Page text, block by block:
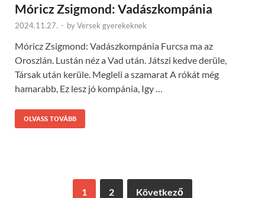
Móricz Zsigmond: Vadászkompánia
2024.11.27. - byVersek gyerekeknek
Móricz Zsigmond: Vadászkompánia Furcsa ma az
Oroszlán. Lustán néz a Vad után. Játszi kedve derüle,
Társak után kerüle. Megleli a szamarat A rókát még
hamarabb, Ez lesz jó kompánia, Igy …
OLVASS TOVÁBB
1 2 Következő